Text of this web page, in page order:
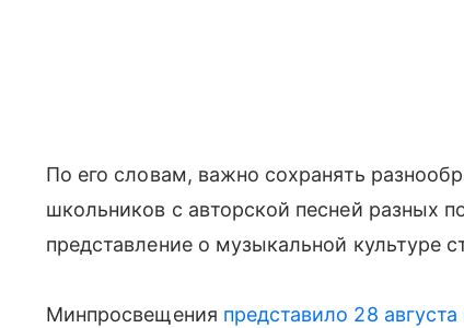
По его словам, важно сохранять
школьников с авторской песней разных
представление о музыкальной культуре
Минпросвещения представило 28